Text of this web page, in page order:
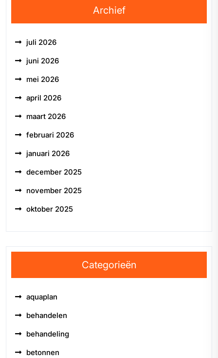
Archief
juli 2026
juni 2026
mei 2026
april 2026
maart 2026
februari 2026
januari 2026
december 2025
november 2025
oktober 2025
Categorieën
aquaplan
behandelen
behandeling
betonnen